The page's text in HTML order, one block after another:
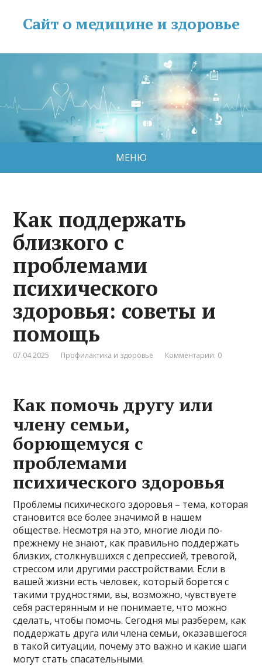
Сайт о медицине и здоровье
МЕНЮ
Как поддержать
близкого с
проблемами
психического
здоровья: советы и
помощь
07.04.2025 Профилактика и здоровье Комментарии: 0
Как помочь другу или
члену семьи,
борющемуся с
проблемами
психического здоровья
Проблемы психического здоровья – тема, которая
становится все более значимой в нашем
обществе. Несмотря на это, многие люди по-
прежнему не знают, как правильно поддержать
близких, столкнувшихся с депрессией, тревогой,
стрессом или другими расстройствами. Если в
вашей жизни есть человек, который борется с
такими трудностями, вы, возможно, чувствуете
себя растерянным и не понимаете, что можно
сделать, чтобы помочь. Сегодня мы разберем, как
поддержать друга или члена семьи, оказавшегося
в такой ситуации, почему это важно и какие шаги
могут стать спасательными.